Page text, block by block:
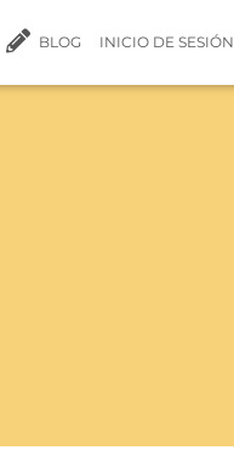
BLOG INICIO DE SESIÓN